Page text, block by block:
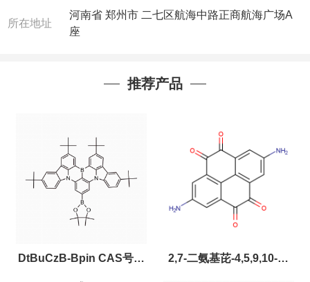
所在地址
河南省 郑州市 二七区航海中路正商航海广场A
座
推荐产品
DtBuCzB-Bpin CAS号： 2,7-二氨基芘-4,5,9,10-四